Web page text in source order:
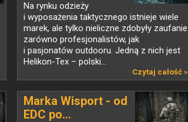
Na rynku odzieży
i wyposażenia taktycznego istnieje wiele
marek, ale tylko nieliczne zdobyły zaufanie
zarówno profesjonalistów, jak
i pasjonatów outdooru. Jedną z nich jest
Helikon-Tex – polski...
Czytaj całość »
Marka Wisport - od
EDC po...